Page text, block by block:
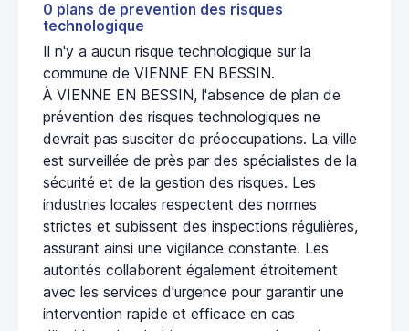
0 plans de prevention des risques
technologique
Il n'y a aucun risque technologique sur la
commune de VIENNE EN BESSIN.
À VIENNE EN BESSIN, l'absence de plan de
prévention des risques technologiques ne
devrait pas susciter de préoccupations. La ville
est surveillée de près par des spécialistes de la
sécurité et de la gestion des risques. Les
industries locales respectent des normes
strictes et subissent des inspections régulières,
assurant ainsi une vigilance constante. Les
autorités collaborent également étroitement
avec les services d'urgence pour garantir une
intervention rapide et efficace en cas